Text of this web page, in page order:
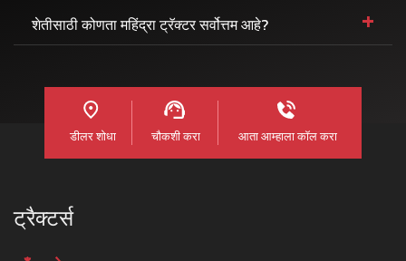
शेतीसाठी कोणता महिंद्रा ट्रॅक्टर सर्वोत्तम आहे? +
डीलर शोधा चौकशी करा आता आम्हाला कॉल करा
ट्रैक्टर्स